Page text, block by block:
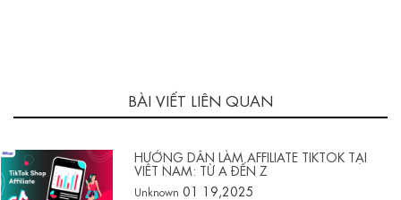
BÀI VIẾT LIÊN QUAN
HƯỚNG DẪN LÀM AFFILIATE TIKTOK TẠI
VIỆT NAM: TỪ A ĐẾN Z
Unknown 01 19,2025